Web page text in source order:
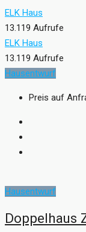
ELK Haus
13.119 Aufrufe
ELK Haus
13.119 Aufrufe
Hausentwurf
Preis auf
Hausentwurf
Doppelhaus